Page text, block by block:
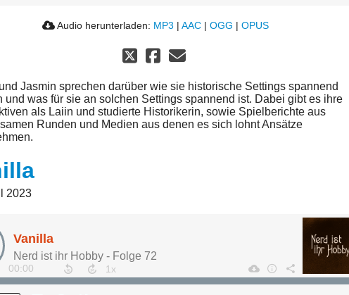
Audio herunterladen: MP3 | AAC | OGG | OPUS
Jasmin sprechen darüber wie sie historische Settings spannend
und was für sie an solchen Settings spannend ist. Dabei gibt es ihre
als Laiin und studierte Historikerin, sowie Spielberichte aus
Runden und Medien aus denen es sich lohnt Ansätze
2023
Vanilla
Nerd ist ihr Hobby - Folge 72
00:00